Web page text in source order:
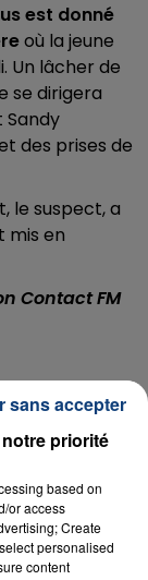
est donné
où la jeune
Un lâcher de
se dirigera
Sandy
des prises de
le suspect, a
mis en
Contact FM
priorité
based on
or access
Create
personalised
content
sans accepter